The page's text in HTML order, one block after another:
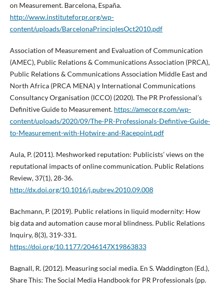
on Measurement. Barcelona, España.
http://www.instituteforpr.org/wp-
content/uploads/BarcelonaPrinciplesOct2010.pdf
Association of Measurement and Evaluation of Communication
(AMEC), Public Relations & Communications Association (PRCA),
Public Relations & Communications Association Middle East and
North Africa (PRCA MENA) y International Communications
Consultancy Organisation (ICCO) (2020). The PR Professional’s
Definitive Guide to Measurement. https://amecorg.com/wp-
content/uploads/2020/09/The-PR-Professionals-Defintive-Guide-
to-Measurement-with-Hotwire-and-Racepoint.pdf
Aula, P. (2011). Meshworked reputation: Publicists’ views on the
reputational impacts of online communication. Public Relations
Review, 37(1), 28-36.
http://dx.doi.org/10.1016/j.pubrev.2010.09.008
Bachmann, P. (2019). Public relations in liquid modernity: How
big data and automation cause moral blindness. Public Relations
Inquiry, 8(3), 319-331.
https://doi.org/10.1177/2046147X19863833
Bagnall, R. (2012). Measuring social media. En S. Waddington (Ed.),
Share This: The Social Media Handbook for PR Professionals (pp.